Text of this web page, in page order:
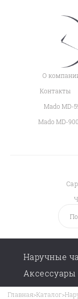
О
Контакты
Mado MD-
Mado MD-900
Наручные
Аксессуары
Главная>Каталог>